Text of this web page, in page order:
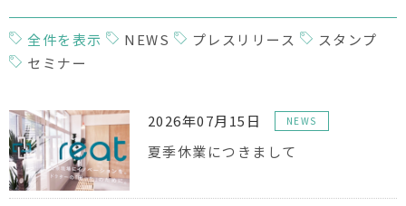
全件を表示 NEWS プレスリリース
スタンプ
セミナー
2026年07月15日 NEWS
夏季休業につきまして